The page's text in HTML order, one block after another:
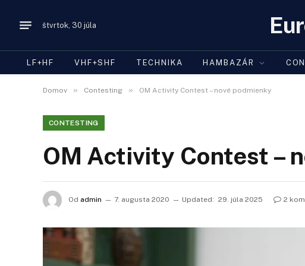
štvrtok, 30 júla
LF+HF VHF+SHF TECHNIKA HAMBAZÁR
Domov » Contesting » OM Activity Contest – nové podmienky
CONTESTING
OM Activity Contest –
Od admin 7. augusta 2020 Updated: 29. júla 2025 2